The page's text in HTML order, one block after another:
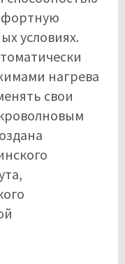
условиях.
нагрева
свои